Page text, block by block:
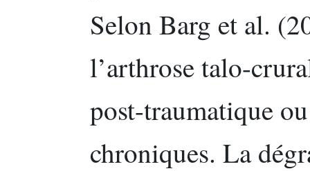
Selon Barg et al.
l’arthrose talo-
post-traumatique
chroniques. La